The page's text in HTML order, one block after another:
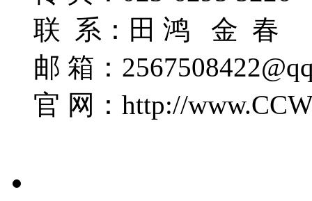
联 系：田
邮 箱：
官 网：http://